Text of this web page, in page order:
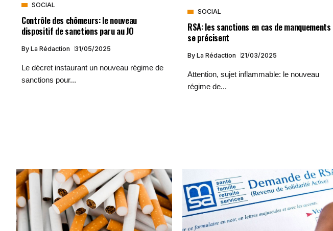
SOCIAL
Contrôle des chômeurs: le nouveau
dispositif de sanctions paru au JO
By La Rédaction 31/05/2025
Le décret instaurant un nouveau régime de
sanctions pour...
SOCIAL
RSA: les sanctions en cas de manquements
se précisent
By La Rédaction 21/03/2025
Attention, sujet inflammable: le nouveau
régime de...